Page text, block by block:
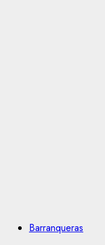
Barranqueras